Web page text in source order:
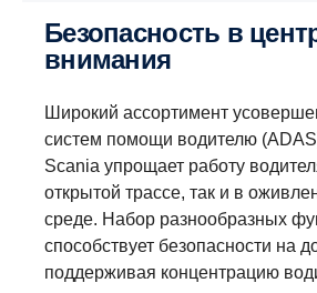
Безопасность в центре
внимания
Широкий ассортимент
систем помощи водителю
Scania упрощает работу
открытой трассе, так и в
среде. Набор разнообразных
способствует безопасности на
поддерживая концентрацию